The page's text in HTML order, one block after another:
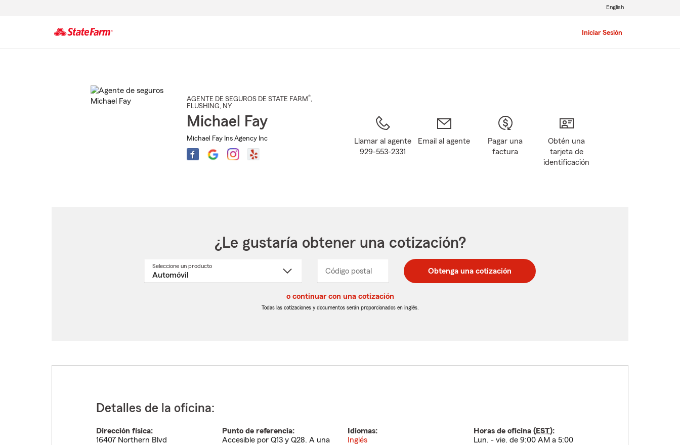
Iniciar Sesión
English
AGENTE DE SEGUROS DE STATE FARM®,
FLUSHING, NY
Michael Fay
Michael Fay Ins Agency Inc
Llamar al agente
929-553-2331
Email al agente
Pagar una
factura
Obtén una
tarjeta de
identificación
¿Le gustaría obtener una cotización?
Seleccione un productoSeleccione
Código postal
postal
de
postal
de
_____ Obtenga una cotización
o continuar con una cotización
Todas las cotizaciones y documentos serán proporcionados en inglés.
Detalles de la oficina:
Dirección física:
16407 Northern Blvd
Punto de referencia:
Accesible por Q13 y Q28. A una
Idiomas:
Inglés
Horas de oficina (EST):
Lun. - vie. de 9:00 AM a 5:00